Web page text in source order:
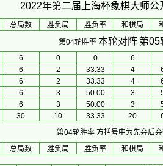
2022年第二届上海杯象棋大师
总局数 胜负局 胜负率 和棋局
第04轮胜率 本轮对阵 第05
6 0 0
6
6 2 33.33 4
6 2 33.33 4
6 3 50.00 3
6 3 50.00 3
30 10 33.33 20
第04轮胜率方括号中为先弃后
总局数 胜负局 胜负率 和棋局